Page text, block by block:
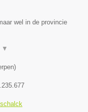
wel in de provincie
▼
)